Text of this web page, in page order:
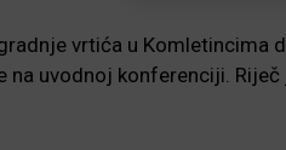
vrtića u Komletincima
na uvodnoj konferenciji.